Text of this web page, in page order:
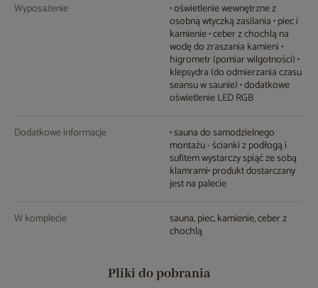
Wyposażenie • oświetlenie wewnętrzne z
osobną wtyczką zasilania • piec i
kamienie • ceber z chochlą na
wodę do zraszania kamieni •
higrometr (pomiar wilgotności) •
klepsydra (do odmierzania czasu
seansu w saunie) • dodatkowe
oświetlenie LED RGB
Dodatkowe informacje • sauna do samodzielnego
montażu - ścianki z podłogą i
sufitem wystarczy spiąć ze sobą
klamrami• produkt dostarczany
jest na palecie
W komplecie sauna, piec, kamienie, ceber z
chochlą
Pliki do pobrania